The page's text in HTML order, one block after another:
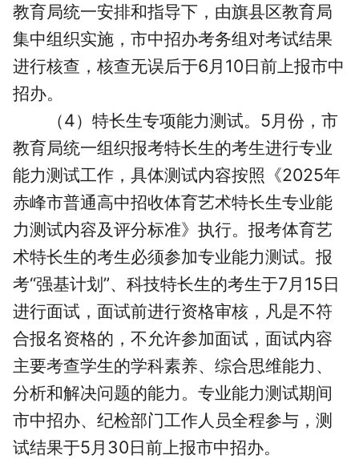
教育局统一安排和指导下，由旗县区教育局
集中组织实施，市中招办考务组对考试结果
进行核查，核查无误后于6月10日前上报市中
招办。
（4）特长生专项能力测试。5月份，市
教育局统一组织报考特长生的考生进行专业
能力测试工作，具体测试内容按照《2025年
赤峰市普通高中招收体育艺术特长生专业能
力测试内容及评分标准》执行。报考体育艺
术特长生的考生必须参加专业能力测试。报
考“强基计划”、科技特长生的考生于7月15日
进行面试，面试前进行资格审核，凡是不符
合报名资格的，不允许参加面试，面试内容
主要考查学生的学科素养、综合思维能力、
分析和解决问题的能力。专业能力测试期间
市中招办、纪检部门工作人员全程参与，测
试结果于5月30日前上报市中招办。